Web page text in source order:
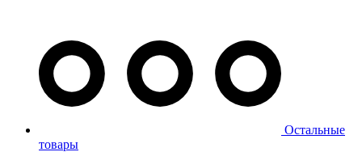
Остальные
товары